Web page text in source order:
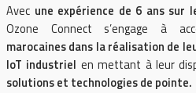
Avec une expérience de 6 ans sur
Ozone Connect s’engage à
marocaines dans la réalisation de
IoT industriel en mettant à leur
solutions et technologies de pointe.